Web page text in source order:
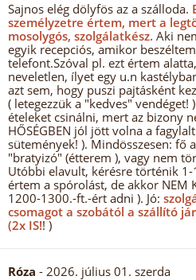
Sajnos elég dölyfös az a szálloda.
személyzetre értem, mert a
mosolygós, szolgálatkész. Aki
egyik recepciós, amikor
telefont.Szóval pl. ezt értem
neveletlen, ílyet egy u.n
azt sem, hogy puszi pajtásként
( letegezzük a "kedves"
ételeket csinálni, mert az bizony
HŐSÉGBEN jól jött volna a
sütemények! ). Mindösszesen: fő
"bratyizó" (étterem ), vagy nem
Utóbbi elavult, kérésre történik
értem a spórolást, de akkor NEM
1200-1300.-ft.-ért adni ). Jó:
csomagot a szobától a szállító
(2x IS!! )
Róza - 2026. július 01. szerda